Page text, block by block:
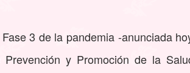
3 de la pandemia -anunciada
y Promoción de la